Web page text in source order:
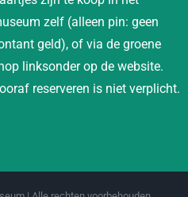
zelf (alleen pin: geen
geld), of via de groene
linksonder op de website.
reserveren is niet verplicht.